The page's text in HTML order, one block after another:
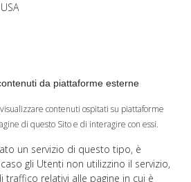
da piattaforme esterne
contenuti ospitati su piattaforme
di questo Sito e di interagire con essi.
un servizio di questo tipo, è
gli Utenti non utilizzino il servizio,
traffico relativi alle pagine in cui è